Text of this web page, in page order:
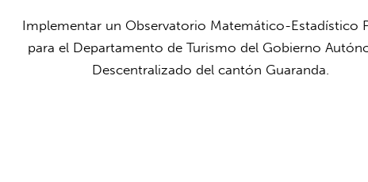
Implementar un Observatorio Matemático-Estadístico
para el Departamento de Turismo del Gobierno
Descentralizado del cantón Guaranda.